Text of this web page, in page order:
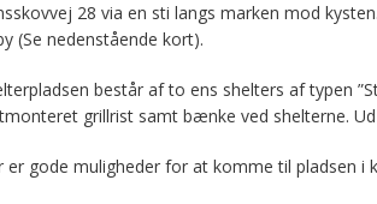
28 via en sti langs marken mod
(Se nedenstående kort).
består af to ens shelters af typen
grillrist samt bænke ved shelterne.
er gode muligheder for at komme til pladsen i